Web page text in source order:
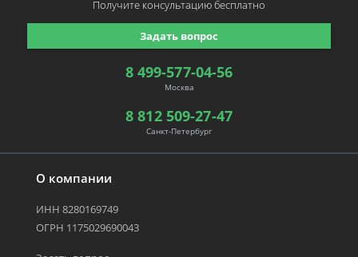
О компании
ИНН 8280169749
ОГРН 1175029690043
8 499-577-04-56
Москва
8 812 509-27-47
Санкт-Петербург
Задать вопрос
Получите консультациюбесплатно